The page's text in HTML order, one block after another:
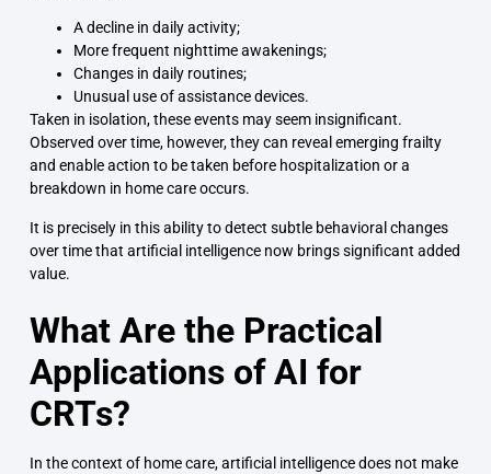
A decline in daily activity;
More frequent nighttime awakenings;
Changes in daily routines;
Unusual use of assistance devices.
Taken in isolation, these events may seem insignificant.
Observed over time, however, they can reveal emerging frailty
and enable action to be taken before hospitalization or a
breakdown in home care occurs.
It is precisely in this ability to detect subtle behavioral changes
over time that artificial intelligence now brings significant added
value.
What Are the Practical
Applications of AI for
CRTs?
In the context of home care, artificial intelligence does not make